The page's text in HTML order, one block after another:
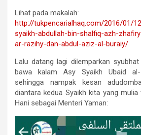
Lihat pada makalah:
http://tukpencarialhaq.com/2016/01/
syaikh-abdullah-bin-shalfiq-azh-
ar-razihy-dan-abdul-aziz-al-buraiy/
Lalu datang lagi dilemparkan
bawa kalam Asy Syaikh Ubaid al-
sehingga nampak kesan
diantara kedua Syaikh kita yang
Hani sebagai Menteri Yaman: